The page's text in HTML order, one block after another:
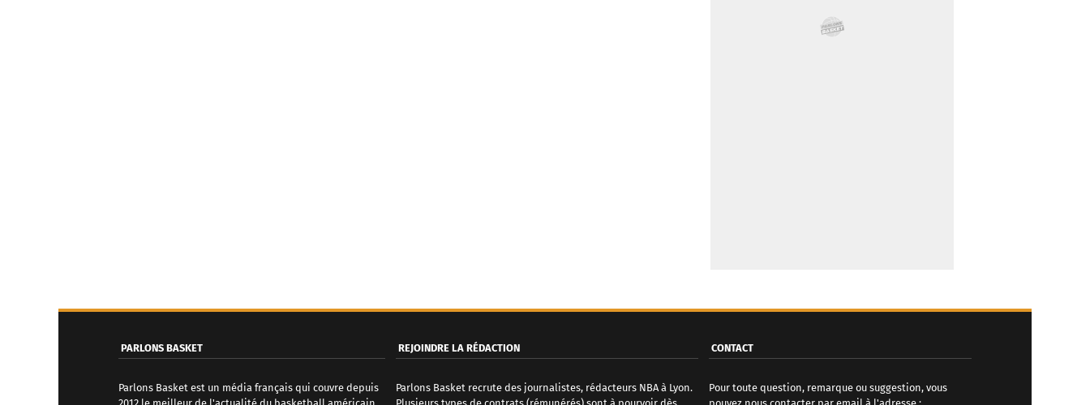
PARLONS BASKET
Parlons Basket est un média français qui couvre depuis
REJOINDRE LA RÉDACTION
Parlons Basket recrute des journalistes, rédacteurs NBA à Lyon.
CONTACT
Pour toute question, remarque ou suggestion, vous